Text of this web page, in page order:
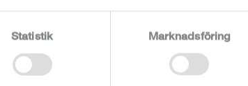
Statistik Marknadsföring
laktos):